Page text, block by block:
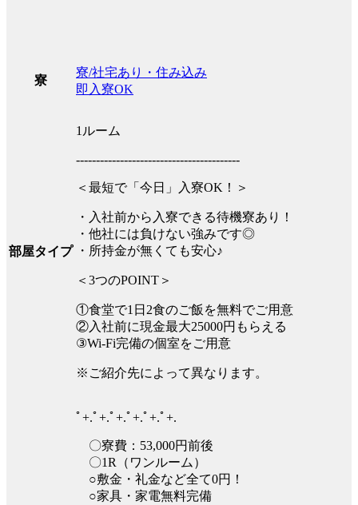
寮
寮/社宅あり・住み込み
即入寮OK
部屋タイプ
1ルーム
-----------------------------------------
＜最短で「今日」入寮OK！＞
・入社前から入寮できる待機寮あり！
・他社には負けない強みです◎
・所持金が無くても安心♪
＜3つのPOINT＞
①食堂で1日2食のご飯を無料でご用意
②入社前に現金最大25000円もらえる
③Wi-Fi完備の個室をご用意
※ご紹介先によって異なります。
ﾟ+.ﾟ+.ﾟ+.ﾟ+.ﾟ+.ﾟ+.
〇寮費：53,000円前後
〇1R（ワンルーム）
○敷金・礼金など全て0円！
○家具・家電無料完備